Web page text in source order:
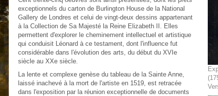
exceptionnels du carton de Burlington House de la National
Gallery de Londres et celui de vingt-deux dessins appartenant
à la Collection de Sa Majesté la Reine Elizabeth II. Elles
permettent d'explorer le cheminement intellectuel et artistique
qui conduisit Léonard à ce testament, dont l'influence fut
considérable dans l'évolution des arts, du début du XVIe
siècle au XXe siècle.
La lente et complexe genèse du tableau de la Sainte Anne,
laissé inachevé à la mort de l'artiste en 1519, est retracée
dans l'exposition par la réunion exceptionnelle de documents